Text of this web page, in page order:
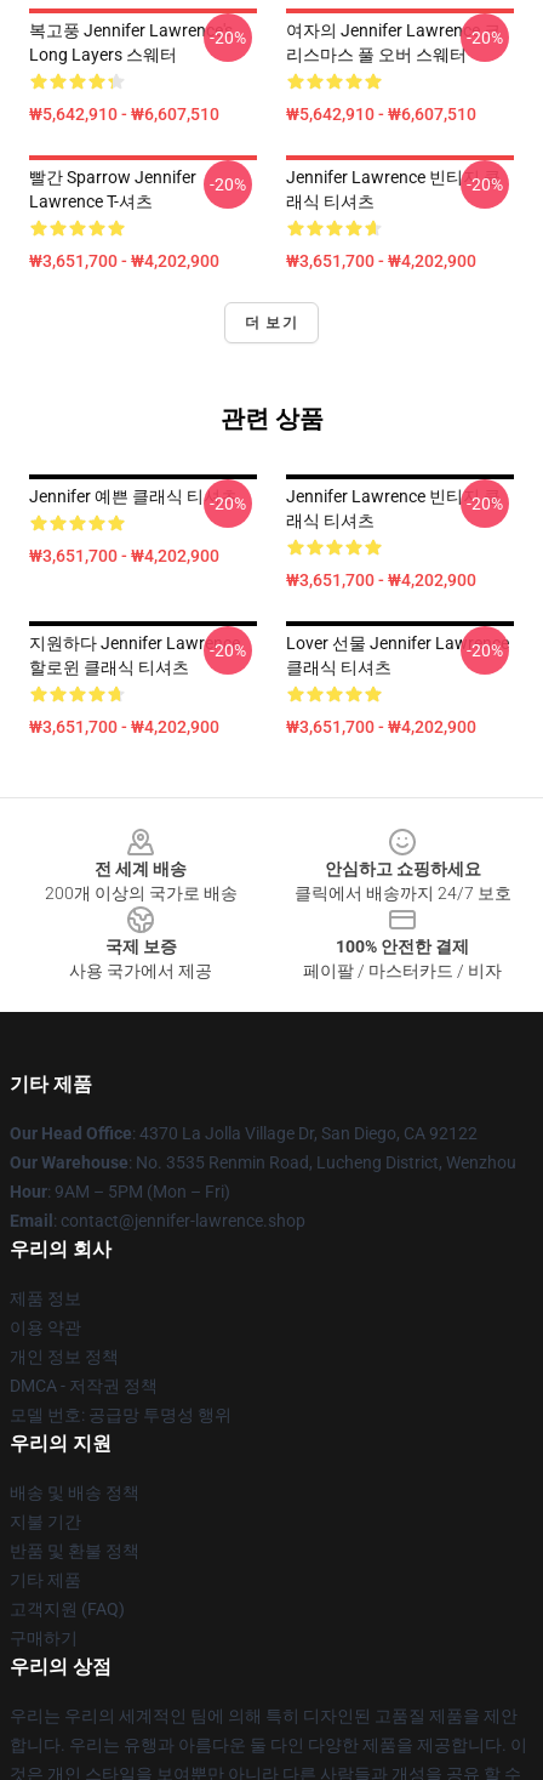
복고풍 Jennifer Lawrence's
Long Layers 스웨터
₩5,642,910 - ₩6,607,510
-20%
여자의 Jennifer Lawrence 크
리스마스 풀 오버 스웨터
₩5,642,910 - ₩6,607,510
-20%
빨간 Sparrow Jennifer
Lawrence T-셔츠
₩3,651,700 - ₩4,202,900
-20%
Jennifer Lawrence 빈티지 클
래식 티셔츠
₩3,651,700 - ₩4,202,900
-20%
더 보기
관련 상품
Jennifer 예쁜 클래식 티셔츠
₩3,651,700 - ₩4,202,900
-20%
Jennifer Lawrence 빈티지 클
래식 티셔츠
₩3,651,700 - ₩4,202,900
-20%
지원하다 Jennifer Lawrence
할로윈 클래식 티셔츠
₩3,651,700 - ₩4,202,900
-20%
Lover 선물 Jennifer Lawrence
클래식 티셔츠
₩3,651,700 - ₩4,202,900
-20%
전 세계 배송
200개 이상의 국가로 배송
안심하고 쇼핑하세요
클릭에서 배송까지 24/7 보호
국제 보증
사용 국가에서 제공
100% 안전한 결제
페이팔 / 마스터카드 / 비자
기타 제품
Our Head Office: 4370 La Jolla Village Dr, San Diego, CA 92122
Our Warehouse: No. 3535 Renmin Road, Lucheng District, Wenzhou
Hour: 9AM – 5PM (Mon – Fri)
Email : contact@jennifer-lawrence.shop
우리의 회사
제품 정보
이용 약관
개인 정보 정책
DMCA - 저작권 정책
모델 번호: 공급망 투명성 행위
우리의 지원
배송 및 배송 정책
지불 기간
반품 및 환불 정책
기타 제품
고객지원 (FAQ)
구매하기
우리의 상점
우리는 우리의 세계적인 팀에 의해 특히 디자인된 고품질 제품을 제안
합니다. 우리는 유행과 아름다운 둘 다인 다양한 제품을 제공합니다. 이
것은 개인 스타일을 보여뿐만 아니라 다른 사람들과 개성을 공유 할 수